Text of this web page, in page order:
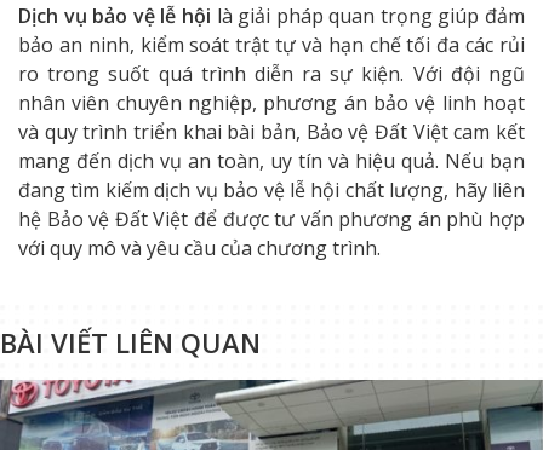
Dịch vụ bảo vệ lễ hội là giải pháp quan trọng giúp đảm
bảo an ninh, kiểm soát trật tự và hạn chế tối đa các rủi
ro trong suốt quá trình diễn ra sự kiện. Với đội ngũ
nhân viên chuyên nghiệp, phương án bảo vệ linh hoạt
và quy trình triển khai bài bản, Bảo vệ Đất Việt cam kết
mang đến dịch vụ an toàn, uy tín và hiệu quả. Nếu bạn
đang tìm kiếm dịch vụ bảo vệ lễ hội chất lượng, hãy liên
hệ Bảo vệ Đất Việt để được tư vấn phương án phù hợp
với quy mô và yêu cầu của chương trình.
BÀI VIẾT LIÊN QUAN